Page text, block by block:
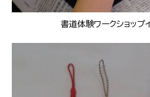
書道体験ワークショップ